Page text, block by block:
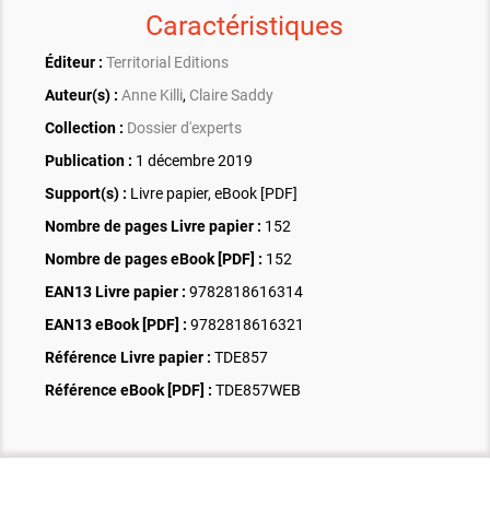
Caractéristiques
Éditeur : Territorial Editions
Auteur(s) : Anne Killi, Claire Saddy
Collection : Dossier d'experts
Publication : 1 décembre 2019
Support(s) : Livre papier, eBook [PDF]
Nombre de pages Livre papier : 152
Nombre de pages eBook [PDF] : 152
EAN13 Livre papier : 9782818616314
EAN13 eBook [PDF] : 9782818616321
Référence Livre papier : TDE857
Référence eBook [PDF] : TDE857WEB